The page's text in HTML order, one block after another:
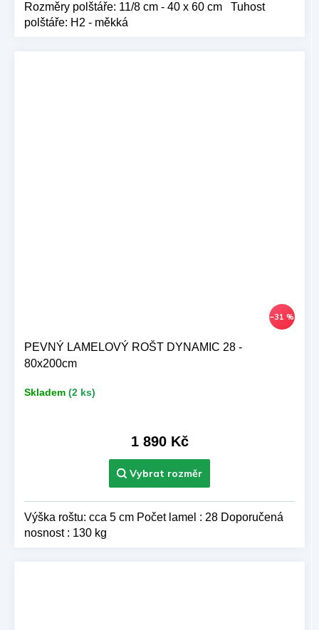
Rozměry polštáře: 11/8 cm - 40 x 60 cm Tuhost
polštáře: H2 - měkká
–31 %
PEVNÝ LAMELOVÝ ROŠT DYNAMIC 28 -
80x200cm
Skladem (2 ks)
1 890 Kč
Výška roštu: cca 5 cm Počet lamel : 28 Doporučená
nosnost : 130 kg